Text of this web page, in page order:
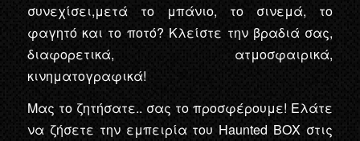
συνεχίσει,μετά το μπάνιο, το σινεμά, το
φαγητό και το ποτό? Κλείστε την βραδιά σας,
διαφορετικά, ατμοσφαιρικά,
κινηματογραφικά!
Μας το ζητήσατε.. σας το προσφέρουμε! Ελάτε
να ζήσετε την εμπειρία του Haunted BOX στις